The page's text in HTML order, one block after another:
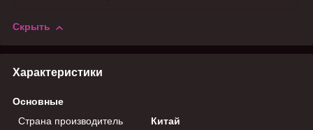
Скрыть
Характеристики
Основные
Страна производитель
Китай